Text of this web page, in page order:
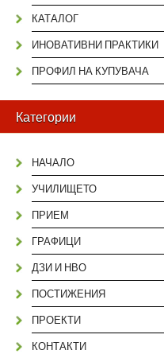
КАТАЛОГ
ИНОВАТИВНИ ПРАКТИКИ
ПРОФИЛ НА КУПУВАЧА
Категории
НАЧАЛО
УЧИЛИЩЕТО
ПРИЕМ
ГРАФИЦИ
ДЗИ И НВО
ПОСТИЖЕНИЯ
ПРОЕКТИ
КОНТАКТИ